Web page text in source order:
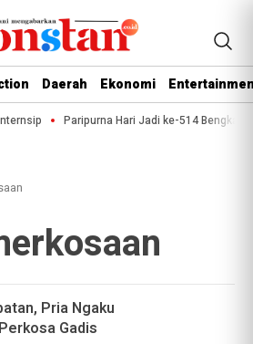
Daerah Ekonomi
Paripurna Hari Jadi ke-514 Bengkalis,
Pria Ngaku
Gadis